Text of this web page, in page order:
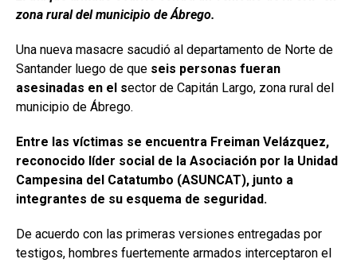
zona rural del municipio de Ábrego.
Una nueva masacre sacudió al departamento de Norte de
Santander luego de que seis personas fueran
asesinadas en el sector de Capitán Largo, zona rural del
municipio de Ábrego.
Entre las víctimas se encuentra Freiman Velázquez,
reconocido líder social de la Asociación por la Unidad
Campesina del Catatumbo (ASUNCAT), junto a
integrantes de su esquema de seguridad.
De acuerdo con las primeras versiones entregadas por
testigos, hombres fuertemente armados interceptaron el